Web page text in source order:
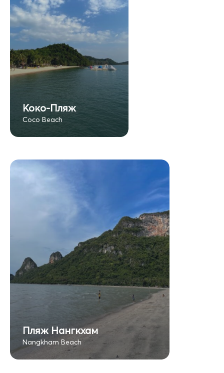
Коко-Пляж
Coco Beach
Пляж Нангкхам
Nangkham Beach